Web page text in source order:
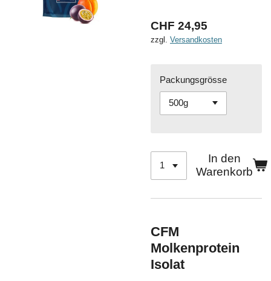
CHF 24,95
zzgl. Versandkosten
Packungsgrösse
In den
Warenkorb
CFM
Molkenprotein
Isolat